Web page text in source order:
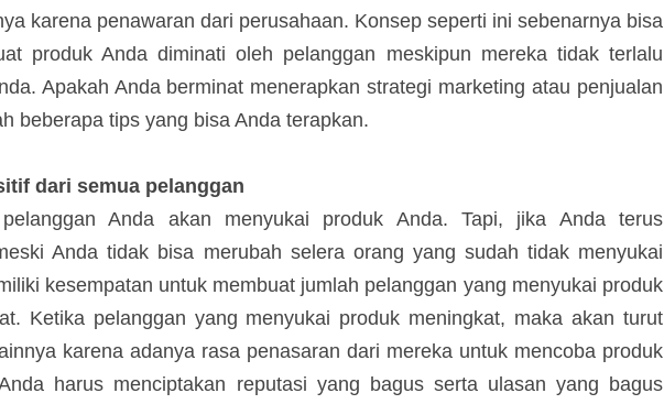
hanya karena penawaran dari perusahaan. Konsep seperti ini
tiru untuk membuat produk Anda diminati oleh pelanggan meskipun
produk Anda. Apakah Anda berminat menerapkan strategi
seperti ini? Berikut adalah beberapa tips yang bisa Anda terapkan.
dari semua pelanggan
Anda akan menyukai produk Anda. Tapi, jika Anda terus
Anda tidak bisa merubah selera orang yang sudah tidak menyukai
kesempatan untuk membuat jumlah pelanggan yang menyukai
Ketika pelanggan yang menyukai produk meningkat, maka
prospek lainnya karena adanya rasa penasaran dari mereka untuk
Itulah mengapa Anda harus menciptakan reputasi yang bagus serta